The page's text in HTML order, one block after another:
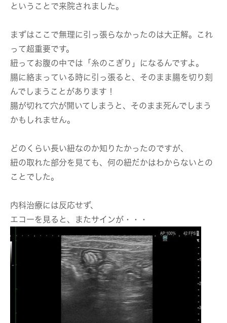
ということで来院されました。
まずはここで無理に引っ張らなかったのは大正解。これ
って超重要です。
紐ってお腹の中では「糸のこぎり」になるんですよ。
腸に絡まっている時に引っ張ると、そのまま腸を切り刻
んでしまうことがあります！
腸が切れて穴が開いてしまうと、そのまま死んでしまう
かもしれません。
どのくらい長い紐なのか知りたかったのですが、
紐の取れた部分を見ても、何の紐だかはわからないとの
ことでした。
内科治療には反応せず、
エコーを見ると、またサインが・・・